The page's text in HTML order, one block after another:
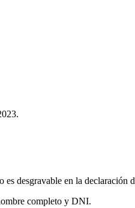
desgravable en la declaración
completo y DNI.